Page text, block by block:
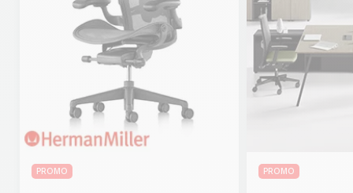
PROMO PROMO